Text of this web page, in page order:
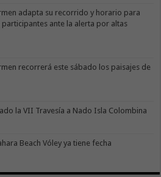
adapta su recorrido y horario para
ante la alerta por altas
recorrerá este sábado los paisajes de
la VII Travesía a Nado Isla Colombina
Beach Vóley ya tiene fecha